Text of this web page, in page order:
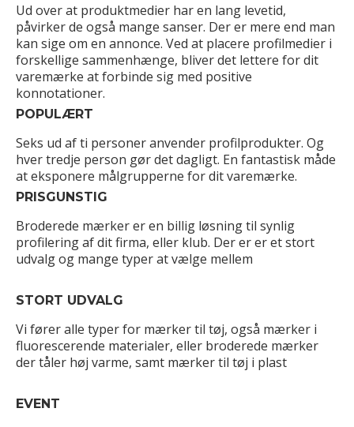
Ud over at produktmedier har en lang levetid,
påvirker de også mange sanser. Der er mere end man
kan sige om en annonce. Ved at placere profilmedier i
forskellige sammenhænge, bliver det lettere for dit
varemærke at forbinde sig med positive
konnotationer.
POPULÆRT
Seks ud af ti personer anvender profilprodukter. Og
hver tredje person gør det dagligt. En fantastisk måde
at eksponere målgrupperne for dit varemærke.
PRISGUNSTIG
Broderede mærker er en billig løsning til synlig
profilering af dit firma, eller klub. Der er er et stort
udvalg og mange typer at vælge mellem
STORT UDVALG
Vi fører alle typer for mærker til tøj, også mærker i
fluorescerende materialer, eller broderede mærker
der tåler høj varme, samt mærker til tøj i plast
EVENT